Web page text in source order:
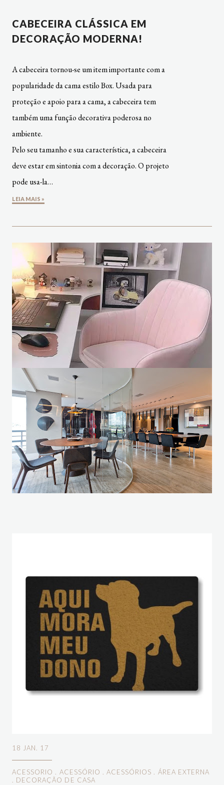
CABECEIRA CLÁSSICA EM
DECORAÇÃO MODERNA!
A cabeceira tornou-se um item importante com a
popularidade da cama estilo Box. Usada para
proteção e apoio para a cama, a cabeceira tem
também uma função decorativa poderosa no
ambiente.
Pelo seu tamanho e sua característica, a cabeceira
deve estar em sintonia com a decoração. O projeto
pode usa-la…
LEIA MAIS »
18 JAN. 17
ACESSORIO ACESSÓRIO ACESSÓRIOS
ÁREA EXTERNA
DECORAÇÃO DE CASA